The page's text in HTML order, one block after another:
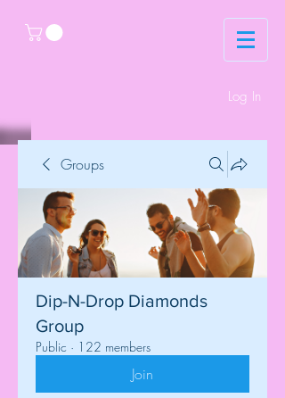
Log In
Groups
Dip-N-Drop Diamonds
Group
Public · 122 members
Join